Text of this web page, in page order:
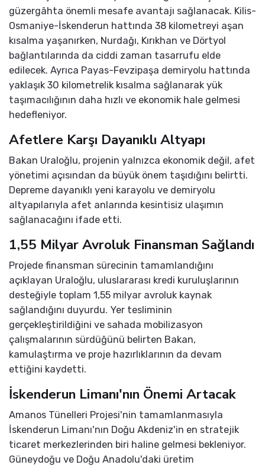
güzergâhta önemli mesafe avantajı sağlanacak. Kilis-
Osmaniye-İskenderun hattında 38 kilometreyi aşan
kısalma yaşanırken, Nurdağı, Kırıkhan ve Dörtyol
bağlantılarında da ciddi zaman tasarrufu elde
edilecek. Ayrıca Payas-Fevzipaşa demiryolu hattında
yaklaşık 30 kilometrelik kısalma sağlanarak yük
taşımacılığının daha hızlı ve ekonomik hale gelmesi
hedefleniyor.
Afetlere Karşı Dayanıklı Altyapı
Bakan Uraloğlu, projenin yalnızca ekonomik değil, afet
yönetimi açısından da büyük önem taşıdığını belirtti.
Depreme dayanıklı yeni karayolu ve demiryolu
altyapılarıyla afet anlarında kesintisiz ulaşımın
sağlanacağını ifade etti.
1,55 Milyar Avroluk Finansman Sağlandı
Projede finansman sürecinin tamamlandığını
açıklayan Uraloğlu, uluslararası kredi kuruluşlarının
desteğiyle toplam 1,55 milyar avroluk kaynak
sağlandığını duyurdu. Yer tesliminin
gerçekleştirildiğini ve sahada mobilizasyon
çalışmalarının sürdüğünü belirten Bakan,
kamulaştırma ve proje hazırlıklarının da devam
ettiğini kaydetti.
İskenderun Limanı'nın Önemi Artacak
Amanos Tünelleri Projesi'nin tamamlanmasıyla
İskenderun Limanı'nın Doğu Akdeniz'in en stratejik
ticaret merkezlerinden biri haline gelmesi bekleniyor.
Güneydoğu ve Doğu Anadolu'daki üretim